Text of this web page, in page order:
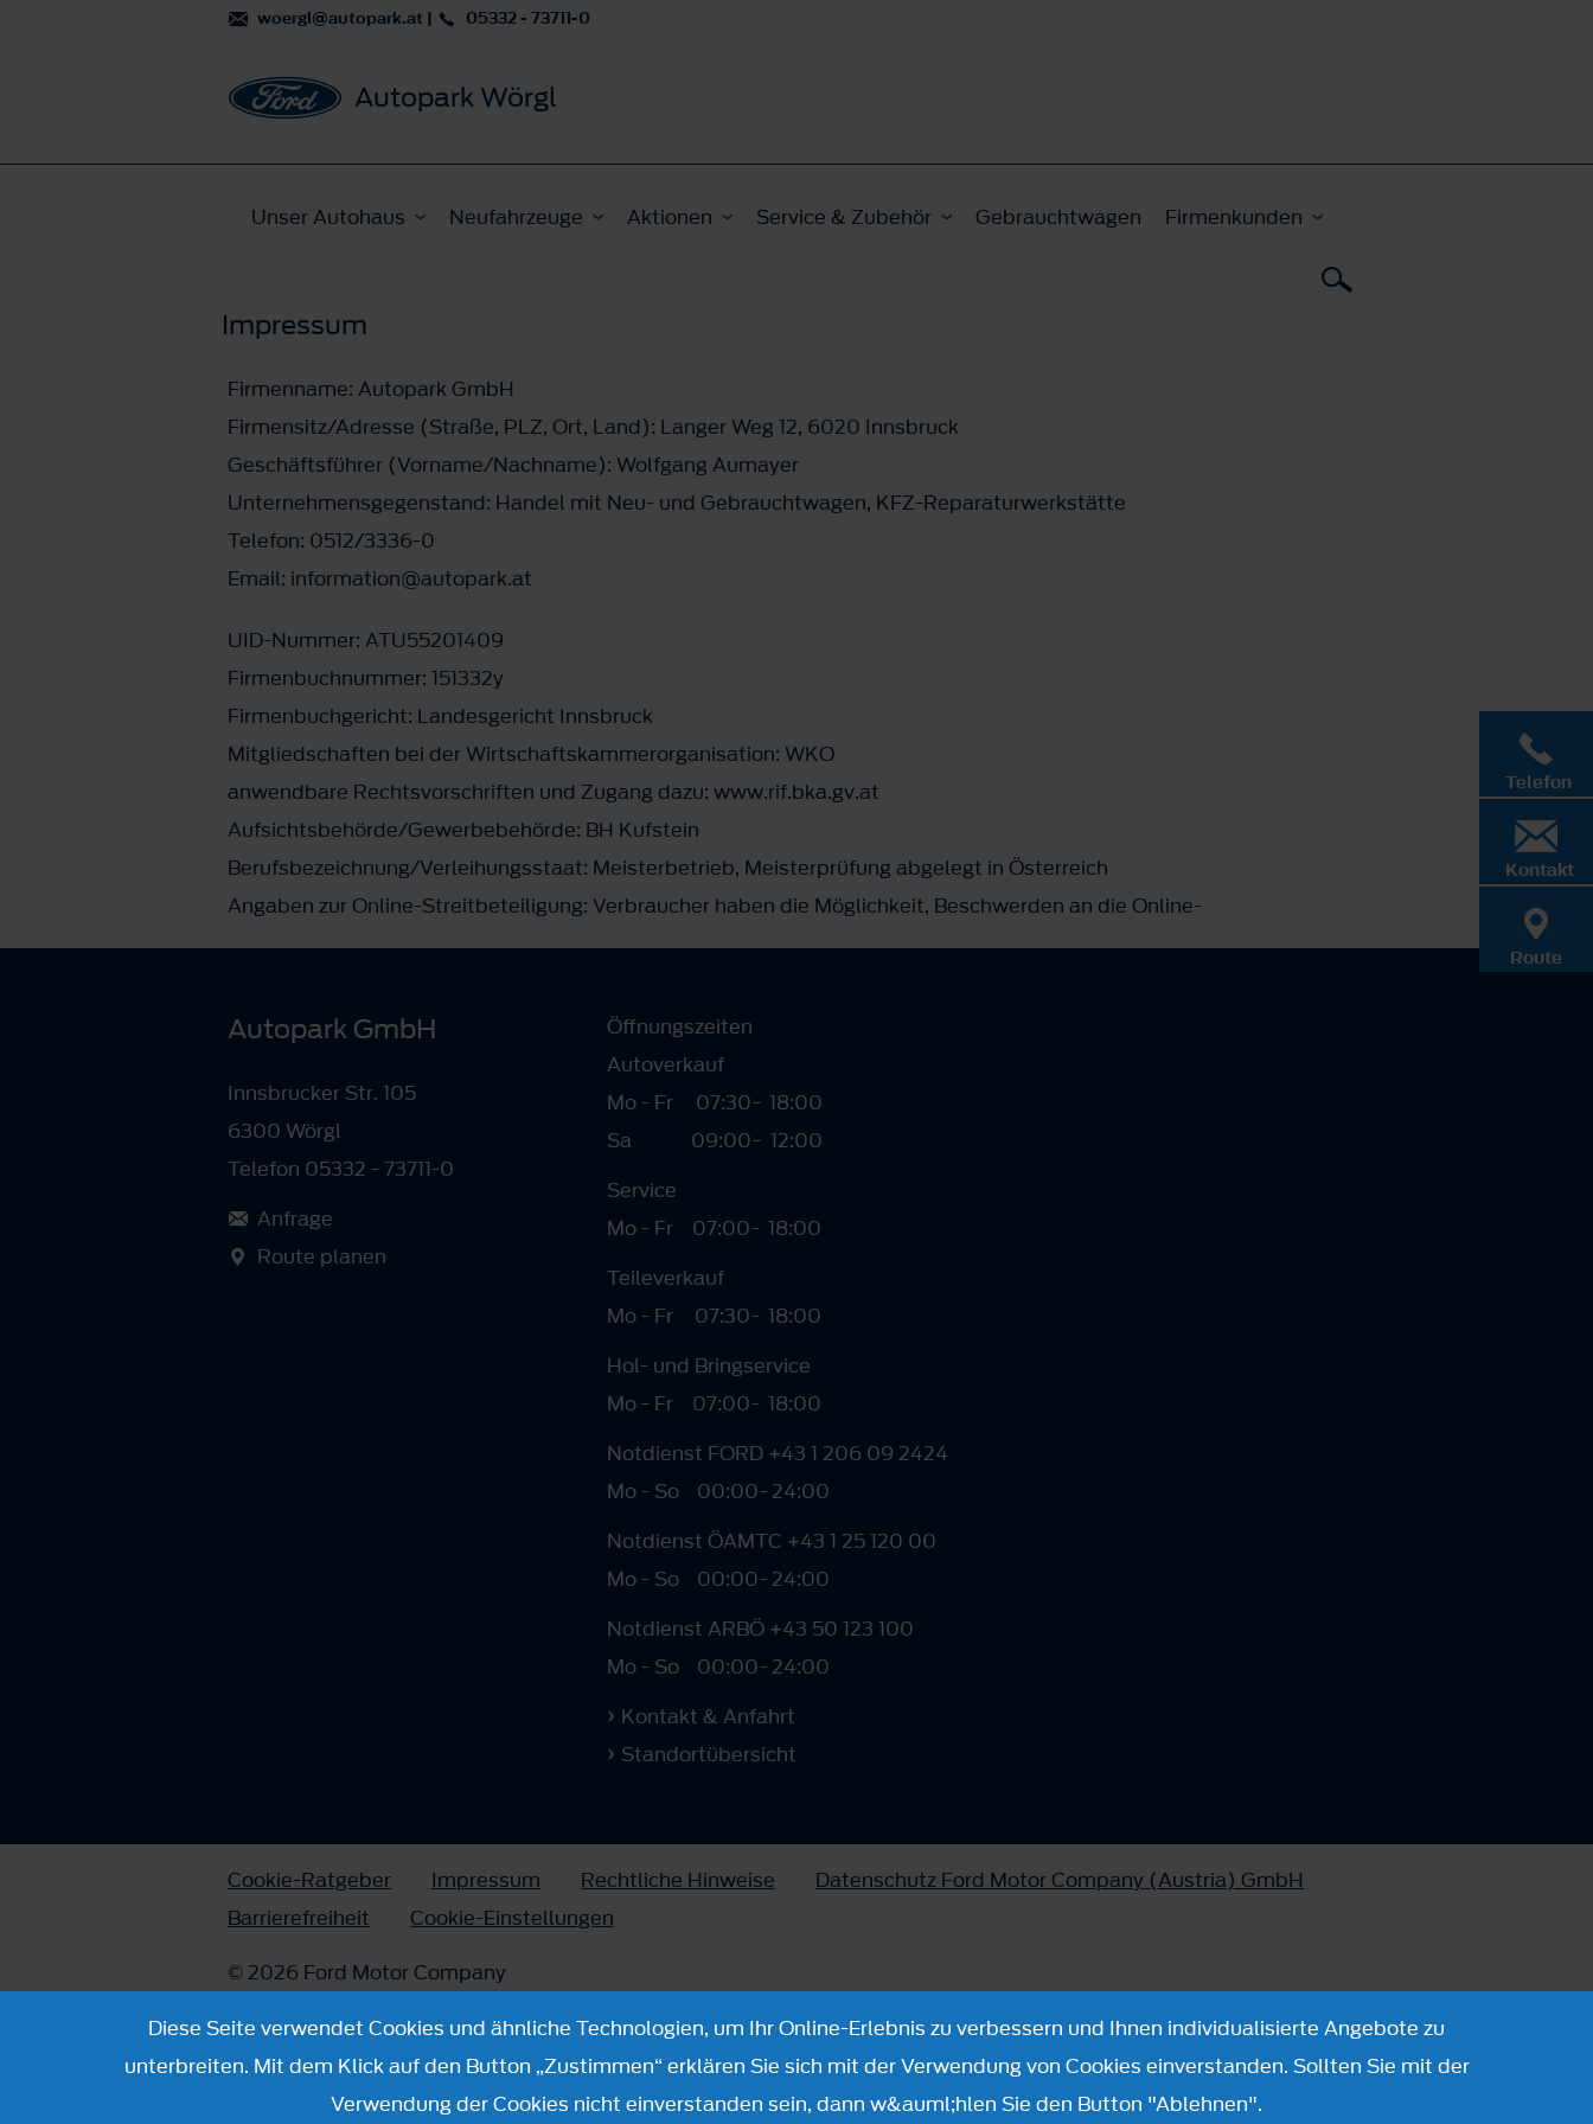
woergl@autopark.at | 05332 - 73711-0
Autopark Wörgl
Unser Autohaus Neufahrzeuge Aktionen Service & Zubehör Gebrauchtwagen Firmenkunden
Impressum
Firmenname: Autopark GmbH
Firmensitz/Adresse (Straße, PLZ, Ort, Land): Langer Weg 12, 6020 Innsbruck
Geschäftsführer (Vorname/Nachname): Wolfgang Aumayer
Unternehmensgegenstand: Handel mit Neu- und Gebrauchtwagen, KFZ-Reparaturwerkstätte
Telefon: 0512/3336-0
Email: information@autopark.at
UID-Nummer: ATU55201409
Firmenbuchnummer: 151332y
Firmenbuchgericht: Landesgericht Innsbruck
Mitgliedschaften bei der Wirtschaftskammerorganisation: WKO
anwendbare Rechtsvorschriften und Zugang dazu: www.rif.bka.gv.at
Aufsichtsbehörde/Gewerbebehörde: BH Kufstein
Berufsbezeichnung/Verleihungsstaat: Meisterbetrieb, Meisterprüfung abgelegt in Österreich
Angaben zur Online-Streitbeteiligung: Verbraucher haben die Möglichkeit, Beschwerden an die Online-
Telefon
Kontakt
Route
Autopark GmbH
Innsbrucker Str. 105
6300 Wörgl
Telefon 05332 - 73711-0
Anfrage
Route planen
Öffnungszeiten
Autoverkauf
Mo - Fr
07:30- 18:00
Sa
09:00- 12:00
Service
Mo - Fr
07:00- 18:00
Teileverkauf
Mo - Fr
07:30- 18:00
Hol- und Bringservice
Mo - Fr
07:00- 18:00
Notdienst FORD +43 1 206 09 2424
Mo - So
00:00-24:00
Notdienst ÖAMTC +43 1 25 120 00
Mo - So
00:00-24:00
Notdienst ARBÖ +43 50 123 100
Mo - So
00:00-24:00
Kontakt & Anfahrt
Standortübersicht
Cookie-Ratgeber Impressum Rechtliche Hinweise
Datenschutz Ford Motor Company (Austria) GmbH
Barrierefreiheit
Cookie-Einstellungen
© 2026 Ford Motor Company
Diese Seite verwendet Cookies und ähnliche Technologien, um Ihr Online-Erlebnis zu verbessern und Ihnen individualisierte Angebote zu
unterbreiten. Mit dem Klick auf den Button „Zustimmen“ erklären Sie sich mit der Verwendung von Cookies einverstanden. Sollten Sie mit der
Verwendung der Cookies nicht einverstanden sein, dann w&auml;hlen Sie den Button "Ablehnen".